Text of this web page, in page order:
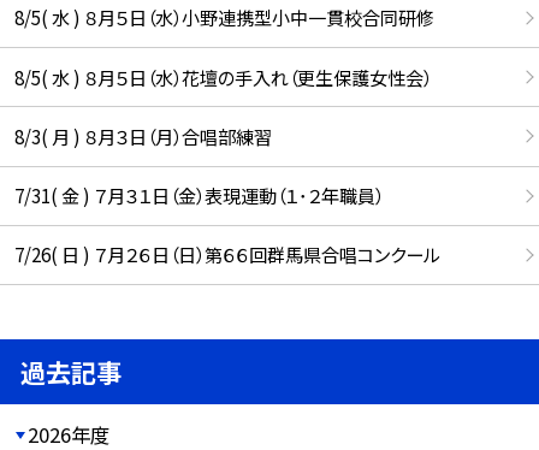
8/5( 水 ) ８月５日（水）小野連携型小中一貫校合同研修
8/5( 水 ) ８月５日（水）花壇の手入れ（更生保護女性会）
8/3( 月 ) ８月３日（月）合唱部練習
7/31( 金 ) ７月３１日（金）表現運動（１･２年職員）
7/26( 日 ) ７月２６日（日）第６６回群馬県合唱コンクール
過去記事
2026年度